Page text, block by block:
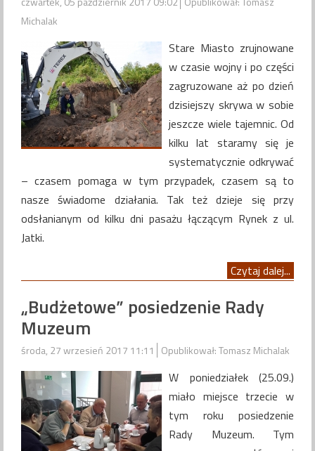
Michalak
Stare Miasto zrujnowane
w czasie wojny i po części
zagruzowane aż po dzień
dzisiejszy skrywa w sobie
jeszcze wiele tajemnic. Od
kilku lat staramy się je
systematycznie odkrywać
– czasem pomaga w tym przypadek, czasem są to
nasze świadome działania. Tak też dzieje się przy
odsłanianym od kilku dni pasażu łączącym Rynek z ul.
Jatki.
Czytaj dalej...
„Budżetowe” posiedzenie Rady
Muzeum
środa, 27 wrzesień 2017 11:11 Opublikował: Tomasz Michalak
W poniedziałek (25.09.)
miało miejsce trzecie w
tym roku posiedzenie
Rady Muzeum. Tym